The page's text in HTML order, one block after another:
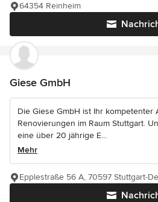
64354 Reinheim
Giese GmbH
Die Giese GmbH ist Ihr kompetenter
Renovierungen im Raum Stuttgart.
eine über 20 jährige E...
Mehr
Epplestraße 56 A, 70597 Stuttgart-